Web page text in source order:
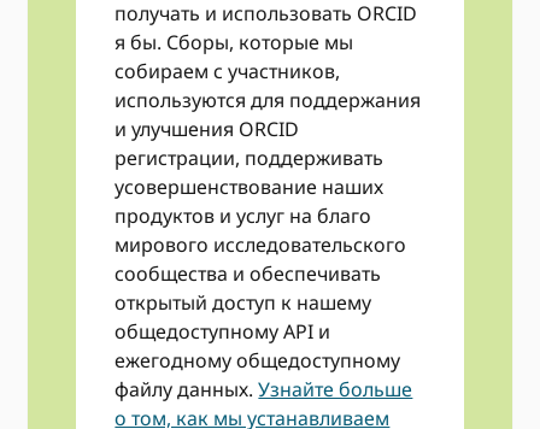
получать и использовать ORCID
я бы. Сборы, которые мы
собираем с участников,
используются для поддержания
и улучшения ORCID
регистрации, поддерживать
усовершенствование наших
продуктов и услуг на благо
мирового исследовательского
сообщества и обеспечивать
открытый доступ к нашему
общедоступному API и
ежегодному общедоступному
файлу данных.Узнайте больше
о том, как мы устанавливаем